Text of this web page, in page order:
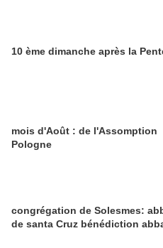
10 ème dimanche après la
mois d'Août : de l'Assomption
Pologne
congrégation de Solesmes:
de santa Cruz bénédiction